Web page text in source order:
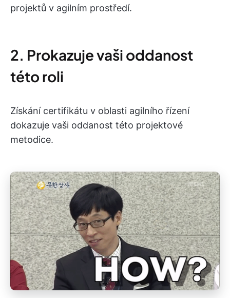
projektů v agilním prostředí.
2. Prokazuje vaši oddanost
této roli
Získání certifikátu v oblasti agilního řízení
dokazuje vaši oddanost této projektové
metodice.